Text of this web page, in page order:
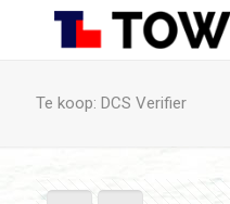
Te koop: DCS Verifier